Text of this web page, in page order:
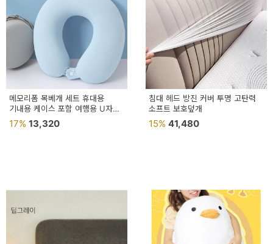
메모리폼 목베개 세트 휴대용
기내용 케이스 포함 여행용 U자형
비행기 베개
17% 13,320
침대 헤드 방진 커버 투명 고탄력
소프트 보호덮개
15% 41,480